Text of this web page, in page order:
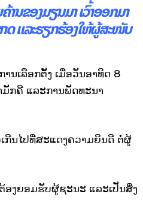
ານຂອງມຽນມາ ເວົ້າອອກມາ
າດ ແລະຮຽກຮ້ອງໃຫ້ຜູ້ສະໜັບ
ນເລືອກຕັ້ງ ເມື່ອວັນອາທິດ 8
ກຄີ ແລະການພັດທະນາ
ກີນໄປທີ່ສະແດງຄວາມຍິນດີ ຕໍ່ຜູ້
ອງຍອມຮັບຜູ້ຊະນະ ແລະເປັນສິ່ງ